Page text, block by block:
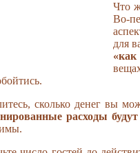
Что
Во-
для
«как
сколько денег вы
расходы